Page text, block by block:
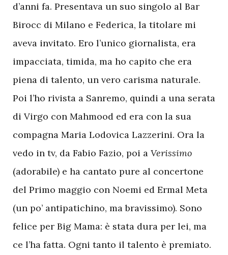
d’anni fa. Presentava un suo singolo al Bar
Birocc di Milano e Federica, la titolare mi
aveva invitato. Ero l’unico giornalista, era
impacciata, timida, ma ho capito che era
piena di talento, un vero carisma naturale.
Poi l’ho rivista a Sanremo, quindi a una serata
di Virgo con Mahmood ed era con la sua
compagna Maria Lodovica Lazzerini. Ora la
vedo in tv, da Fabio Fazio, poi a Verissimo
(adorabile) e ha cantato pure al concertone
del Primo maggio con Noemi ed Ermal Meta
(un po’ antipatichino, ma bravissimo). Sono
felice per Big Mama: è stata dura per lei, ma
ce l’ha fatta. Ogni tanto il talento è premiato.